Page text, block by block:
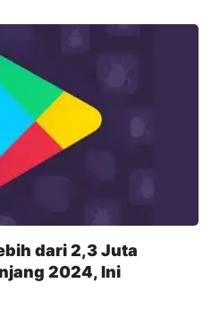
dari 2,3 Juta
2024, Ini